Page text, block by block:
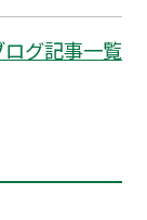
グ記事一覧